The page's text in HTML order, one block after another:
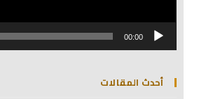
00:00
أحدث المقالات